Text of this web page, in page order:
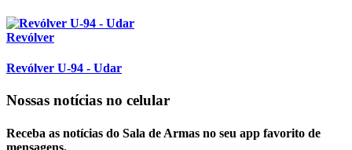
Revólver
Revólver U-94 - Udar
Nossas notícias no celular
Receba as notícias do Sala de Armas no seu app favorito de
mensagens.